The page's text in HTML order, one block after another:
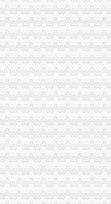
监管长效机制
年人才论坛活动取得实效
发展成效明显
点
促进员在居住地发挥作用
商专报》作出批示
销活动民主生活会
销专报作出批示
“红盾护民生”执法百日攻坚行动
理动产押登记融资3亿元
潮
信市场创建活动开展况
改革宣工作